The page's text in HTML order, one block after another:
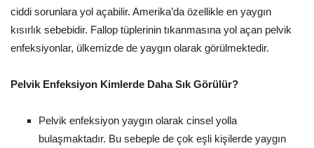
ciddi sorunlara yol açabilir. Amerika’da özellikle en yaygın
kısırlık sebebidir. Fallop tüplerinin tıkanmasına yol açan pelvik
enfeksiyonlar, ülkemizde de yaygın olarak görülmektedir.
Pelvik Enfeksiyon Kimlerde Daha Sık Görülür?
Pelvik enfeksiyon yaygın olarak cinsel yolla
bulaşmaktadır. Bu sebeple de çok eşli kişilerde yaygın